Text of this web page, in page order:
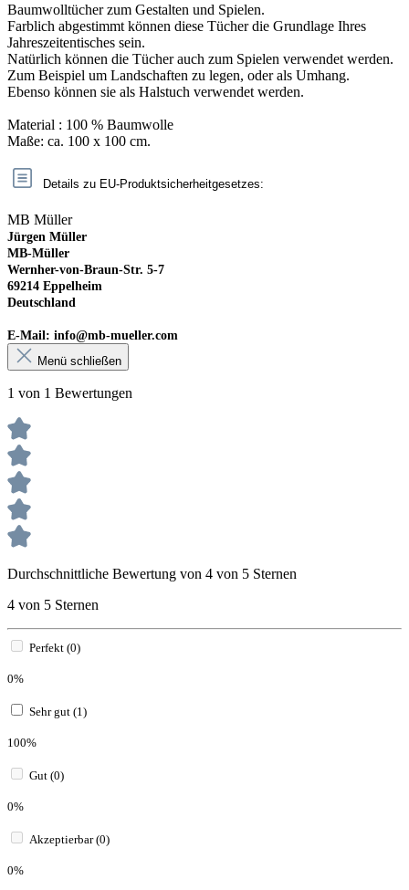
Baumwolltücher zum Gestalten und Spielen.
Farblich abgestimmt können diese Tücher die Grundlage Ihres
Jahreszeitentisches sein.
Natürlich können die Tücher auch zum Spielen verwendet werden.
Zum Beispiel um Landschaften zu legen, oder als Umhang.
Ebenso können sie als Halstuch verwendet werden.
Material : 100 % Baumwolle
Maße: ca. 100 x 100 cm.
Details zu EU-Produktsicherheitgesetzes:
MB Müller
Jürgen Müller
MB-Müller
Wernher-von-Braun-Str. 5-7
69214 Eppelheim
Deutschland
E-Mail: info@mb-mueller.com
Menü schließen
1 von 1 Bewertungen
Durchschnittliche Bewertung von 4 von 5 Sternen
4 von 5 Sternen
Perfekt (0)
0%
Sehr gut (1)
100%
Gut (0)
0%
Akzeptierbar (0)
0%